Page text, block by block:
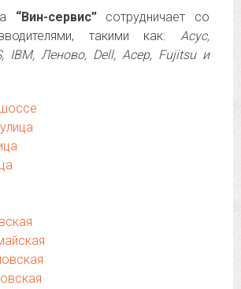
“Вин-сервис”сотрудничает со
такими как: Асус,
IBM, Леново, Dell, Асер, Fujitsu и